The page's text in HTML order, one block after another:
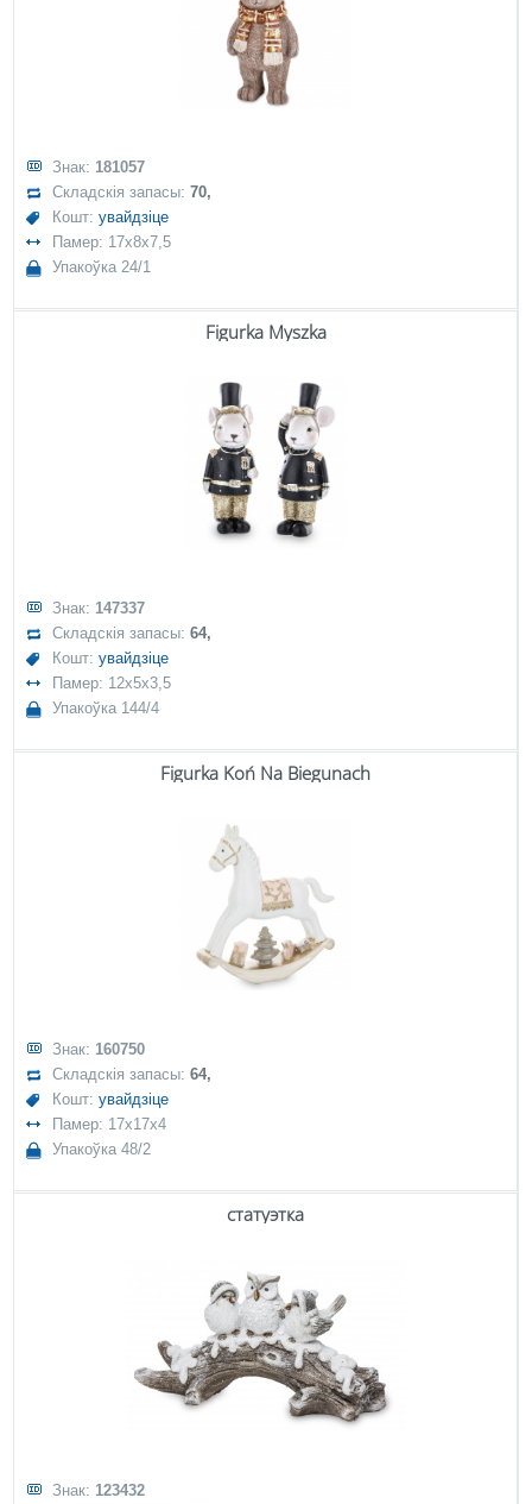
Знак: 181057
Складскія запасы:70,
Кошт:увайдзіце
Памер: 17x8x7,5
Упакоўка 24/1
Figurka Myszka
Знак: 147337
Складскія запасы:64,
Кошт:увайдзіце
Памер: 12x5x3,5
Упакоўка 144/4
Figurka Koń Na Biegunach
Знак: 160750
Складскія запасы:64,
Кошт:увайдзіце
Памер: 17x17x4
Упакоўка 48/2
статуэтка
Знак: 123432